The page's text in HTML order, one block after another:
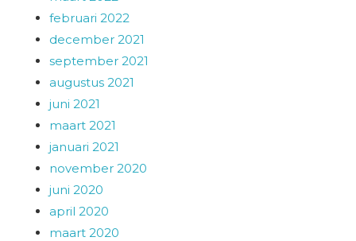
februari 2022
december 2021
september 2021
augustus 2021
juni 2021
maart 2021
januari 2021
november 2020
juni 2020
april 2020
maart 2020